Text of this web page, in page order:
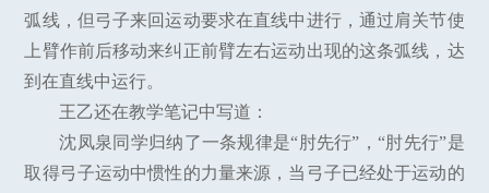
弧线，但弓子来回运动要求在直线中进行，通过肩关节使
上臂作前后移动来纠正前臂左右运动出现的这条弧线，达
到在直线中运行。
王乙还在教学笔记中写道：
沈凤泉同学归纳了一条规律是“肘先行”，“肘先行”是
取得弓子运动中惯性的力量来源，当弓子已经处于运动的